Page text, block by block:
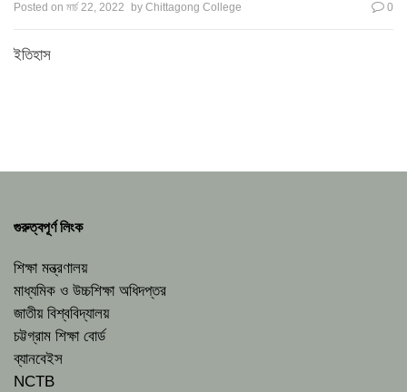
Posted on মার্চ 22, 2022 by Chittagong College 0
ইতিহাস
গুরুত্বপূর্ণ লিংক
শিক্ষা মন্ত্রণালয়
মাধ্যমিক ও উচ্চশিক্ষা অধিদপ্তর
জাতীয় বিশ্ববিদ্যালয়
চট্টগ্রাম শিক্ষা বোর্ড
ব্যানবেইস
NCTB